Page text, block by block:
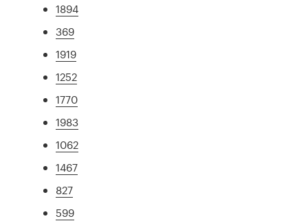
1894
369
1919
1252
1770
1983
1062
1467
827
599